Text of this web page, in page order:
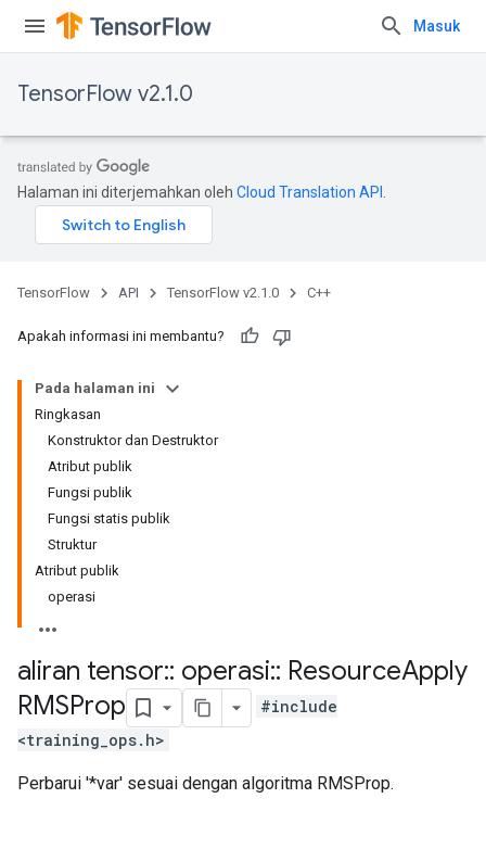
Masuk
TensorFlow v2.1.0
Halaman ini diterjemahkan oleh Cloud Translation API
TensorFlow API TensorFlow v2.1.0 C++
Apakah informasi ini membantu?
Pada halaman ini
Ringkasan
Konstruktor dan Destruktor
Atribut publik
Fungsi publik
Fungsi statis publik
Struktur
Atribut publik
operasi
aliran tensor:: operasi:: ResourceApply
RMSProp
#include
<training_ops.h>
Perbarui '*var' sesuai dengan algoritma RMSProp.